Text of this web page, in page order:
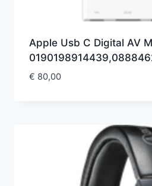
Apple Usb C Digital AV
€ 80,00